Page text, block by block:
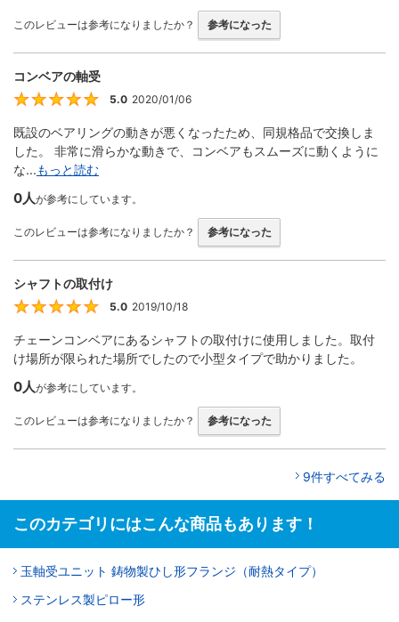
このレビューは参考になりましたか？ 参考になった
コンベアの軸受
5
5.0 2020/01/06
既設のベアリングの動きが悪くなったため、同規格品で交換しま
した。 非常に滑らかな動きで、コンベアもスムーズに動くように
な...もっと読む
0人が参考にしています。
このレビューは参考になりましたか？ 参考になった
シャフトの取付け
5.0 2019/10/18
チェーンコンベアにあるシャフトの取付けに使用しました。取付
け場所が限られた場所でしたので小型タイプで助かりました。
0人が参考にしています。
このレビューは参考になりましたか？ 参考になった
9件すべてみる
このカテゴリにはこんな商品もあります！
玉軸受ユニット 鋳物製ひし形フランジ（耐熱タイプ）
ステンレス製ピロー形